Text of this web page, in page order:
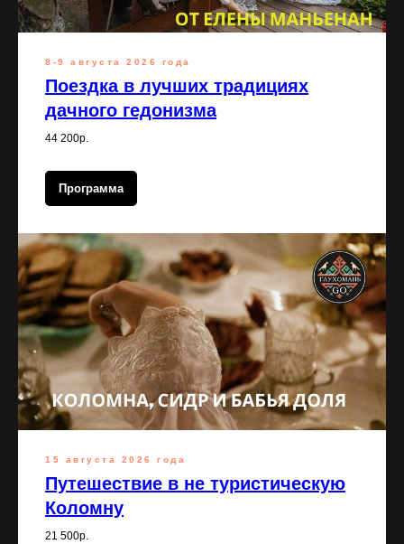
8-9 августа 2026 года
Поездка в лучших традициях
дачного гедонизма
44 200р.
Программа
15 августа 2026 года
Путешествие в не туристическую
Коломну
21 500р.